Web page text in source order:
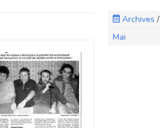
Archives/
Mai